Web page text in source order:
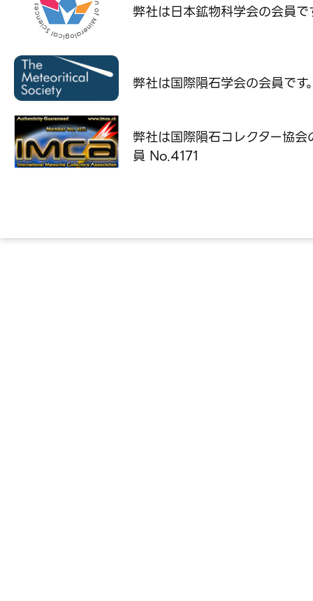
弊社は日本鉱物科学会の会員で
弊社は国際隕石学会の会員です
弊社は国際隕石コレクター協会
員 No.4171